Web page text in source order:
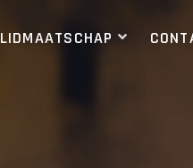
LIDMAATSCHAP